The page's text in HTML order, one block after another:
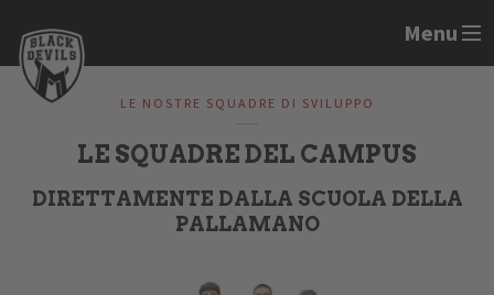
Menu
LE NOSTRE SQUADRE DI SVILUPPO
LE SQUADRE DEL CAMPUS
DIRETTAMENTE DALLA SCUOLA DELLA
PALLAMANO